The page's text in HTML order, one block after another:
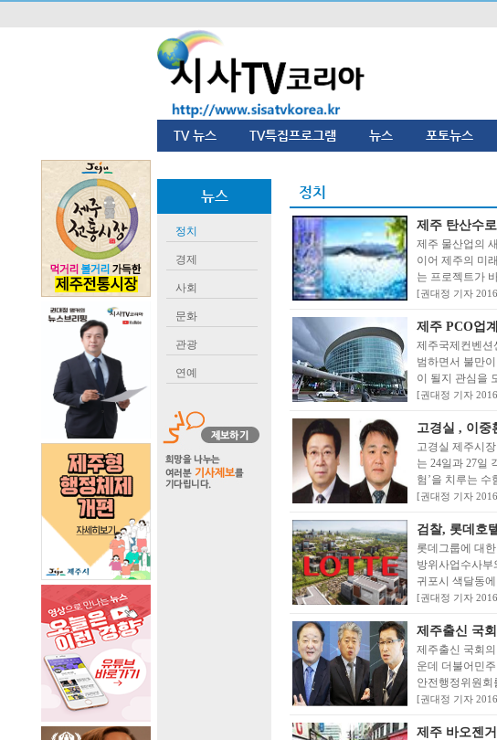
TV 뉴스 TV특집프로그램 뉴스 포토뉴스
뉴스
정치
경제
사회
문화
관광
연예
정치
제주 탄산수
제주 물산업의
이어 제주의 미
는 프로젝트가
[권대정 기자
제주 PCO업
제주국제컨벤션
범하면서 불만
이 될지 관심을
[권대정 기자
고경실 , 이중
고경실 제주시
는 24일과 27일
험’을 치루는 수
[권대정 기자
검찰, 롯데호
롯데그룹에 대
방위사업수사부
귀포시 색달동
[권대정 기자
제주출신 국
제주출신 국회
운데 더불어민
안전행정위원회
[권대정 기자
제주 바오젠